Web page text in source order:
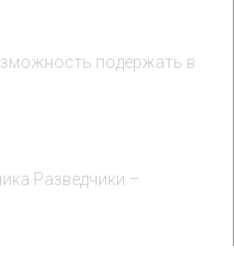
подержать в
Разведчики –